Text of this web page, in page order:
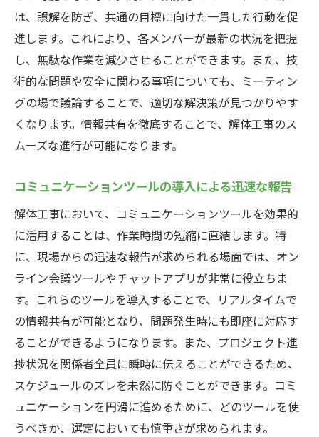
は、誤解を防ぎ、共通の目標に向けた一貫した行動を促
進します。これにより、各メンバーが最新の状況を把握
し、無駄な作業を減少させることができます。また、技
術的な問題や安全に関わる事項についても、ミーティン
グの場で議論することで、適切な解決策が見つかりやす
くなります。情報共有を徹底することで、解体工事のス
ムーズな進行が可能になります。
コミュニケーションツールの導入による迅速な報告
解体工事において、コミュニケーションツールを効果的
に活用することは、作業時間の短縮に直結します。特
に、現場からの迅速な報告が求められる場面では、オン
ライン会議ツールやチャットアプリが非常に役立ちま
す。これらのツールを導入することで、リアルタイムで
の情報共有が可能となり、問題発生時にも即座に対応す
ることができるようになります。また、プロジェクト進
捗状況を関係者全員に瞬時に伝えることができるため、
スケジュールのズレを未然に防ぐことができます。コミ
ュニケーションを円滑に進めるために、どのツールを使
うべきか、選定においても慎重さが求められます。